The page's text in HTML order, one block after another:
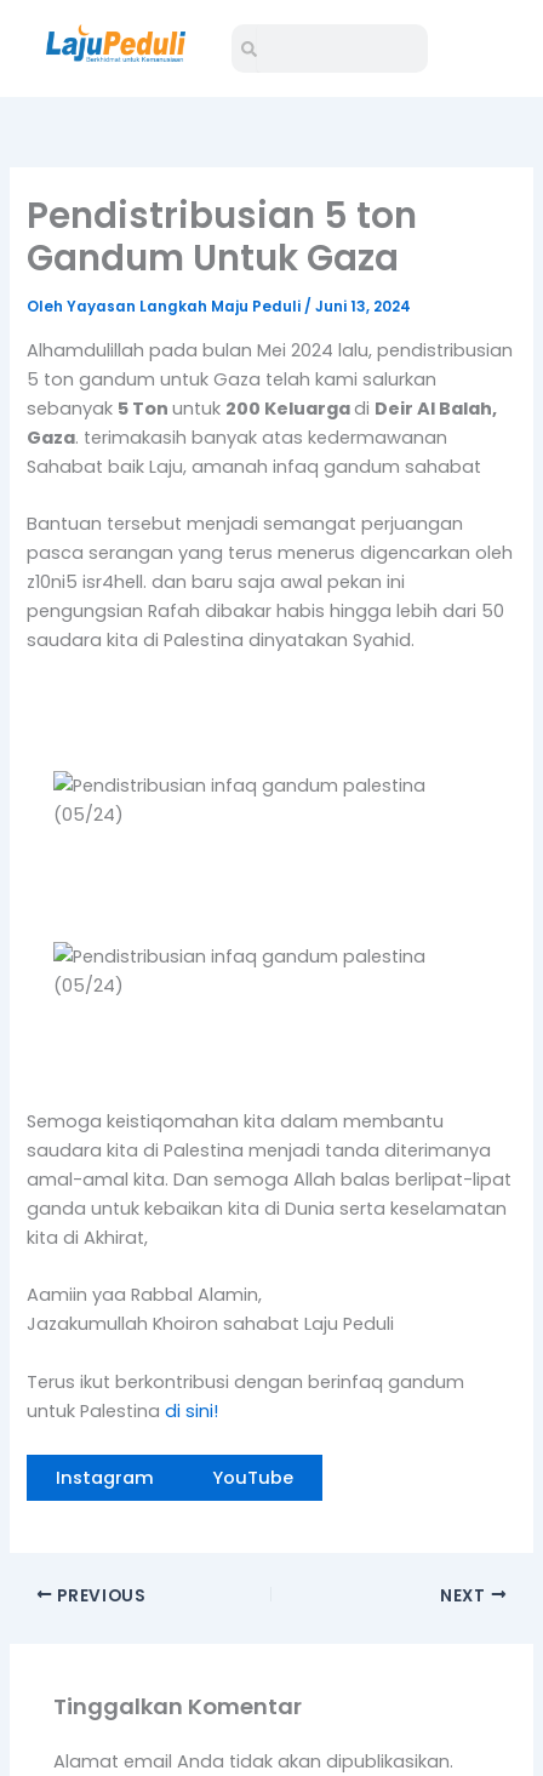
Search
Pendistribusian 5 ton
Gandum Untuk Gaza
OlehYayasan Langkah Maju Peduli/Juni 13, 2024
Alhamdulillah pada bulan Mei 2024 lalu, pendistribusian
5 ton gandum untuk Gaza telah kami salurkan
sebanyak 5 Tonuntuk 200 Keluargadi Deir Al Balah,
Gaza. terimakasih banyak atas kedermawanan
Sahabat baik Laju, amanah infaq gandum sahabat
Bantuan tersebut menjadi semangat perjuangan
pasca serangan yang terus menerus digencarkan oleh
z10ni5 isr4hell. dan baru saja awal pekan ini
pengungsian Rafah dibakar habis hingga lebih dari 50
saudara kita di Palestina dinyatakan Syahid.
Semoga keistiqomahan kita dalam membantu
saudara kita di Palestina menjadi tanda diterimanya
amal-amal kita. Dan semoga Allah balas berlipat-lipat
ganda untuk kebaikan kita di Dunia serta keselamatan
kita di Akhirat,
Aamiin yaa Rabbal Alamin,
Jazakumullah Khoiron sahabat Laju Peduli
Terus ikut berkontribusi dengan berinfaq gandum
untuk Palestinadi sini!
Instagram YouTube
PREVIOUS NEXT
Tinggalkan Komentar
Alamat email Anda tidak akan dipublikasikan.